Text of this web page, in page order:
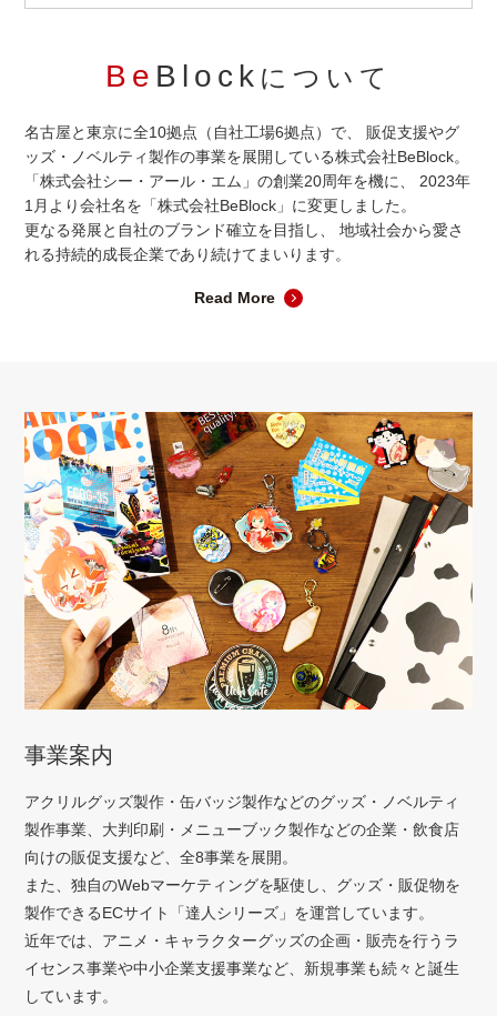
Be Block について
名古屋と東京に全10拠点（自社工場6拠点）で、
販促支援やグ
ッズ・ノベルティ製作の事業を展開している株式会社BeBlock。
「株式会社シー・アール・エム」の創業20周年を機に、
2023年
1月より会社名を「株式会社BeBlock」に変更しました。
更なる発展と自社のブランド確立を目指し、
地域社会から愛さ
れる持続的成長企業であり続けてまいります。
Read More
事業案内
アクリルグッズ製作・缶バッジ製作などのグッズ・ノベルティ
製作事業、大判印刷・メニューブック製作などの企業・飲食店
向けの販促支援など、全8事業を展開。
また、独自のWebマーケティングを駆使し、グッズ・販促物を
製作できるECサイト「達人シリーズ」を運営しています。
近年では、アニメ・キャラクターグッズの企画・販売を行うラ
イセンス事業や中小企業支援事業など、新規事業も続々と誕生
しています。